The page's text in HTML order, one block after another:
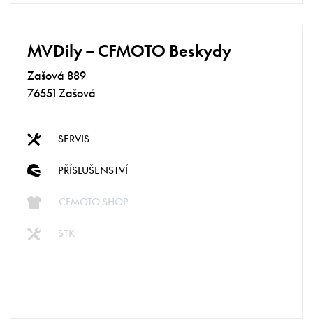
MVDily – CFMOTO Beskydy
Zašová 889
76551 Zašová
SERVIS
PŘÍSLUŠENSTVÍ
CFMOTO SHOP
STK